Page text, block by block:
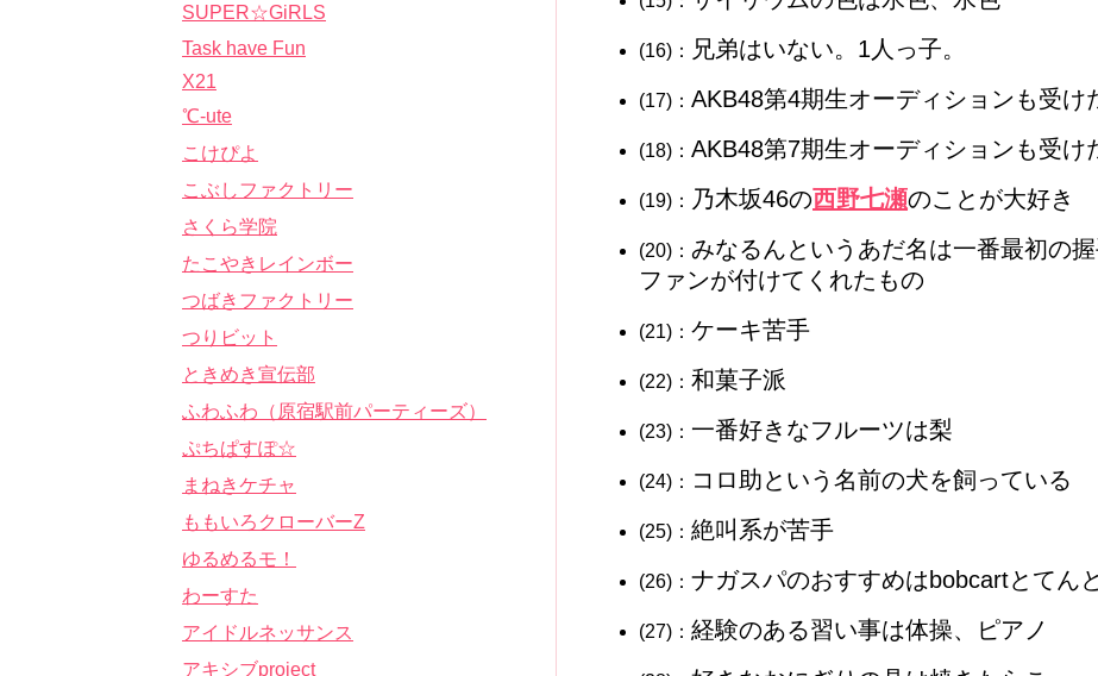
(16)： 兄弟はいない。1人っ子。
(17)： AKB48第4期生オーディションも受け
(18)： AKB48第7期生オーディションも受け
(19)： 乃木坂46の西野七瀬のことが大好き
(20)： みなるんというあだ名は一番最初の
ファンが付けてくれたもの
(21)： ケーキ苦手
(22)： 和菓子派
(23)： 一番好きなフルーツは梨
(24)： コロ助という名前の犬を飼っている
(25)： 絶叫系が苦手
(26)： ナガスパのおすすめはbobcartとてん
(27)： 経験のある習い事は体操、ピアノ
SUPER☆GiRLS
Task have Fun
X21
℃-ute
こけぴよ
こぶしファクトリー
さくら学院
たこやきレインボー
つばきファクトリー
つりビット
ときめき宣伝部
ふわふわ（原宿駅前パーティーズ）
ぷちぱすぽ☆
まねきケチャ
ももいろクローバーZ
ゆるめるモ！
わーすた
アイドルネッサンス
アキシブproject